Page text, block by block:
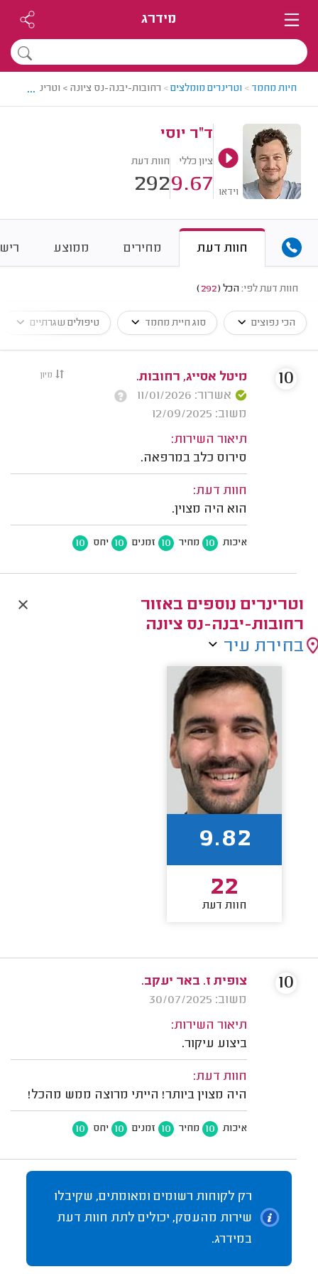
מידרג
חיות מחמד > וטרינרים מומלצים> רחובות-יבנה-נס ציונה > וטרינר מומלץ
...
וידאו
ד"ר יוסי
ציון כללי
9.67
חוות דעת
292
חוות דעת מחירים ממוצע
חוות דעת לפי: הכל (
292
)
הכי נפוצים סוג חיית מחמד טיפולים שגרתיים
מיון
מיטל אסייג, רחובות.
אשרור: 11/01/2026
משוב: 12/09/2025
תיאור השירות:
סירוס כלב במרפאה.
חוות דעת:
הוא היה מצוין.
איכות 10 מחיר 10 זמנים 10 יחס 10
10
וטרינרים נוספים באזור
רחובות-יבנה-נס ציונה
בחירת עיר
9.82
22
חוות דעת
צופית ז. באר יעקב.
משוב: 30/07/2025
תיאור השירות:
ביצוע עיקור.
חוות דעת:
היה מצוין ביותר! הייתי מרוצה ממש מהכל!
איכות 10 מחיר 10 זמנים 10 יחס 10
10
רק לקוחות רשומים ומאומתים, שקיבלו
שירות מהעסק, יכולים לתת חוות דעת
במידרג.